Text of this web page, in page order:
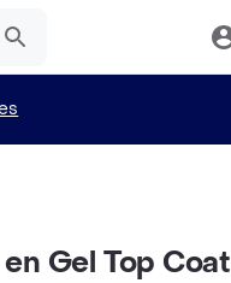
Gel Top Coat